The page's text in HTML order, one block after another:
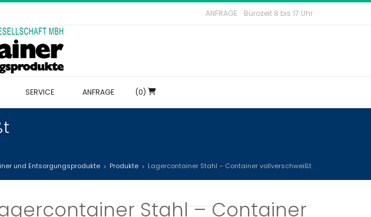
ANFRAGE Bürozeit 8 bis 17 Uhr
SERVICE ANFRAGE (0)
und Entsorgungsprodukte > Produkte > Lagercontainer Stahl – Container vollverschweißt
Stahl – Container